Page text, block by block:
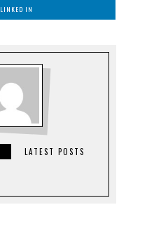
LINKED IN
LATEST POSTS